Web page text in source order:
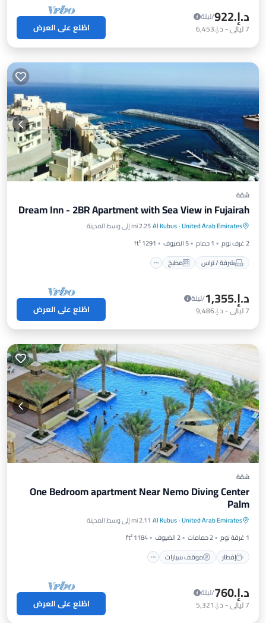
د.إ.‏922
/ليلة
7ليالي- د.إ.‏6,453 اطّلع على العرض
شقة
Dream Inn - 2BR Apartment with Sea View in Fujairah
United Arab Emirates
·
Al Kubus2.25 mi إلى وسط المدينة
2 غرف نوم
1 حمام 5 الضيوف
1291 ft²
شرفة / تراس
مطبخ
شرفة / تراس مطبخ
مكيف هواء
إنترنت
د.إ.‏1,355
/ليلة
7ليالي- د.إ.‏9,486 اطّلع على العرض
شقة
One Bedroom apartment Near Nemo Diving Center
Palm
United Arab Emirates
·
Al Kubus 2.11 mi إلى وسط المدينة
1 غرفة نوم
2 حمامات 2 الضيوف
1184 ft²
إفطار
موقف سيارات
مكيف هواء
د.إ.‏760
/ليلة
7ليالي- د.إ.‏5,321 اطّلع على العرض